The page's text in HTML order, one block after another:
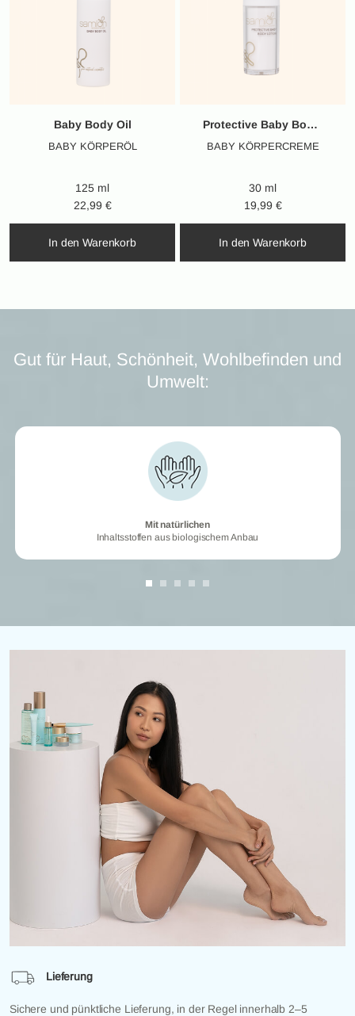
Baby Body Oil
BABY KÖRPERÖL
125 ml
22,99 €
In den Warenkorb
Protective Baby Body Lotion
BABY KÖRPERCREME
30 ml
19,99 €
In den Warenkorb
Gut für Haut, Schönheit, Wohlbefinden und
Umwelt:
Mit natürlichen
Inhaltsstoffen aus biologischem Anbau
Mit natürlichen
Inhaltsstoffen aus biologischem Anbau
Lieferung
Sichere und pünktliche Lieferung, in der Regel innerhalb 2–5